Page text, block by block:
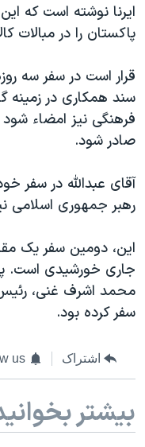
ایرنا نوشته است که
پاکستان را در مبالات
قرار است در سفر سه
سند همکاری در زمینه
فرهنگی نیز امضاء شود
صادر شود.
رهبر جمهوری اسلامی
این، دومین سفر یک
جاری خورشیدی است.
محمد اشرف غنی،
سفر کرده بود.
اشتراک us
بیشتر